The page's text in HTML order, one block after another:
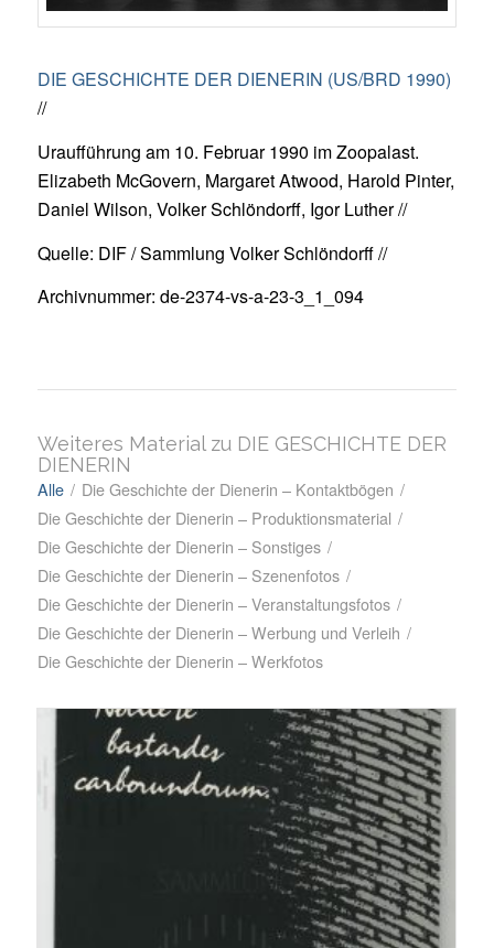
DIE GESCHICHTE DER DIENERIN (US/BRD 1990)
//
Uraufführung am 10. Februar 1990 im Zoopalast.
Elizabeth McGovern, Margaret Atwood, Harold Pinter,
Daniel Wilson, Volker Schlöndorff, Igor Luther //
Quelle: DIF / Sammlung Volker Schlöndorff //
Archivnummer: de-2374-vs-a-23-3_1_094
Weiteres Material zu DIE GESCHICHTE DER
DIENERIN
Alle / Die Geschichte der Dienerin – Kontaktbögen /
Die Geschichte der Dienerin – Produktionsmaterial /
Die Geschichte der Dienerin – Sonstiges /
Die Geschichte der Dienerin – Szenenfotos /
Die Geschichte der Dienerin – Veranstaltungsfotos /
Die Geschichte der Dienerin – Werbung und Verleih /
Die Geschichte der Dienerin – Werkfotos